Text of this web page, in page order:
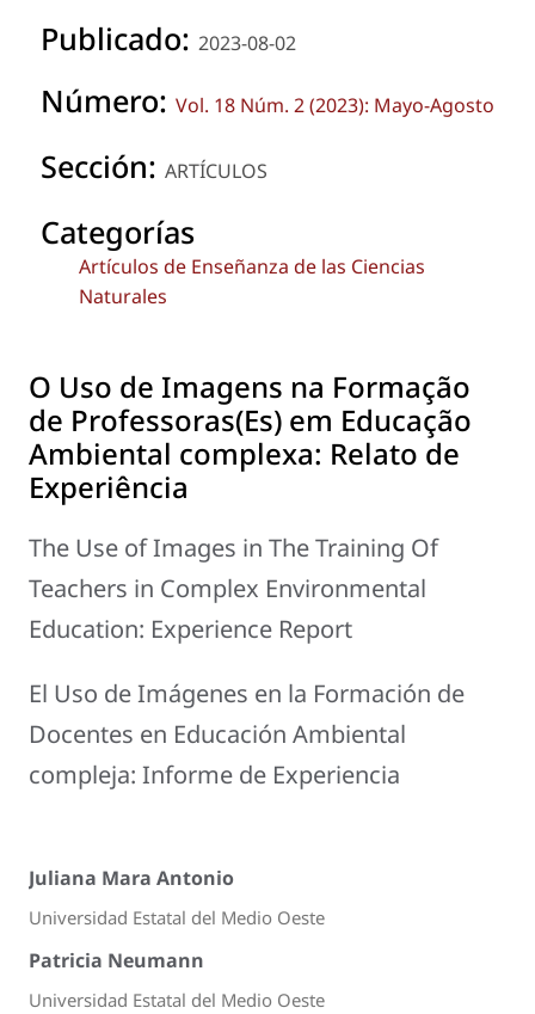
Publicado: 2023-08-02
Número: Vol. 18 Núm. 2 (2023): Mayo-Agosto
Sección: ARTÍCULOS
Categorías
Artículos de Enseñanza de las Ciencias
Naturales
O Uso de Imagens na Formação
de Professoras(Es) em Educação
Ambiental complexa: Relato de
Experiência
The Use of Images in The Training Of
Teachers in Complex Environmental
Education: Experience Report
El Uso de Imágenes en la Formación de
Docentes en Educación Ambiental
compleja: Informe de Experiencia
Juliana Mara Antonio
Universidad Estatal del Medio Oeste
Patricia Neumann
Universidad Estatal del Medio Oeste